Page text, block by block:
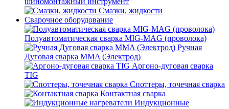
Смазки, жидкости
Сварочное оборудование
Полуавтоматическая сварка MIG-MAG (проволока)
Ручная
Дуговая сварка MMA (Электрод)
Аргоно-дуговая сварка
TIG
Споттеры, точечная сварка
Контактная сварка
Индукционные